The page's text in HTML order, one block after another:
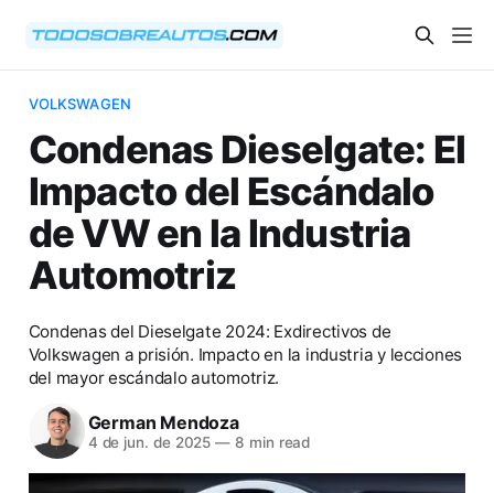
VOLKSWAGEN
Condenas Dieselgate: El
Impacto del Escándalo
de VW en la Industria
Automotriz
Condenas del Dieselgate 2024: Exdirectivos de
Volkswagen a prisión. Impacto en la industria y lecciones
del mayor escándalo automotriz.
German Mendoza
4 de jun. de 2025 — 8 min read